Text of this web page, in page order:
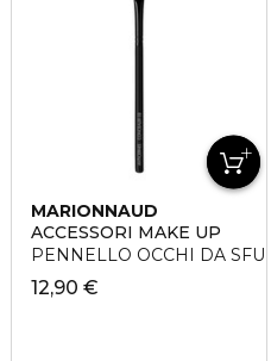
MARIONNAUD
ACCESSORI MAKE UP
PENNELLO OCCHI DA
12,90 €